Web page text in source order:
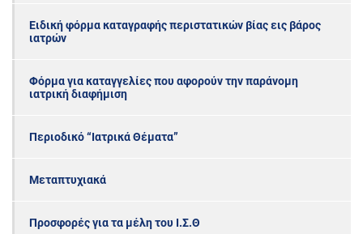
Ειδική φόρμα καταγραφής περιστατικών βίας εις βάρος
ιατρών
Φόρμα για καταγγελίες που αφορούν την παράνομη
ιατρική διαφήμιση
Περιοδικό “Ιατρικά Θέματα”
Μεταπτυχιακά
Προσφορές για τα μέλη του Ι.Σ.Θ